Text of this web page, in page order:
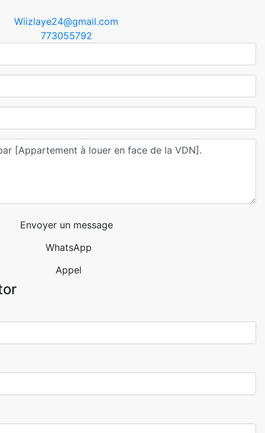
Wiizlaye24@gmail.com
773055792
Envoyer un message
WhatsApp
Appel